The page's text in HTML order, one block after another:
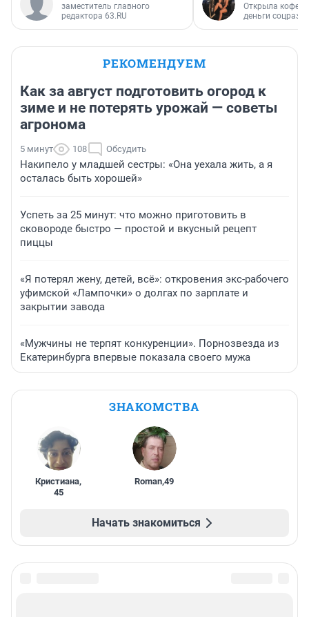
заместитель главного
редактора 63.RU
Открыла
деньги
РЕКОМЕНДУЕМ
Как за август подготовить огород к
зиме и не потерять урожай — советы
агронома
5 минут 108 Обсудить
Накипело у младшей сестры: «Она уехала жить, а я
осталась быть хорошей»
Успеть за 25 минут: что можно приготовить в
сковороде быстро — простой и вкусный рецепт
пиццы
«Я потерял жену, детей, всё»: откровения экс-рабочего
уфимской «Лампочки» о долгах по зарплате и
закрытии завода
«Мужчины не терпят конкуренции». Порнозвезда из
Екатеринбурга впервые показала своего мужа
ЗНАКОМСТВА
Кристиана,
45
Roman,49
Начать знакомиться